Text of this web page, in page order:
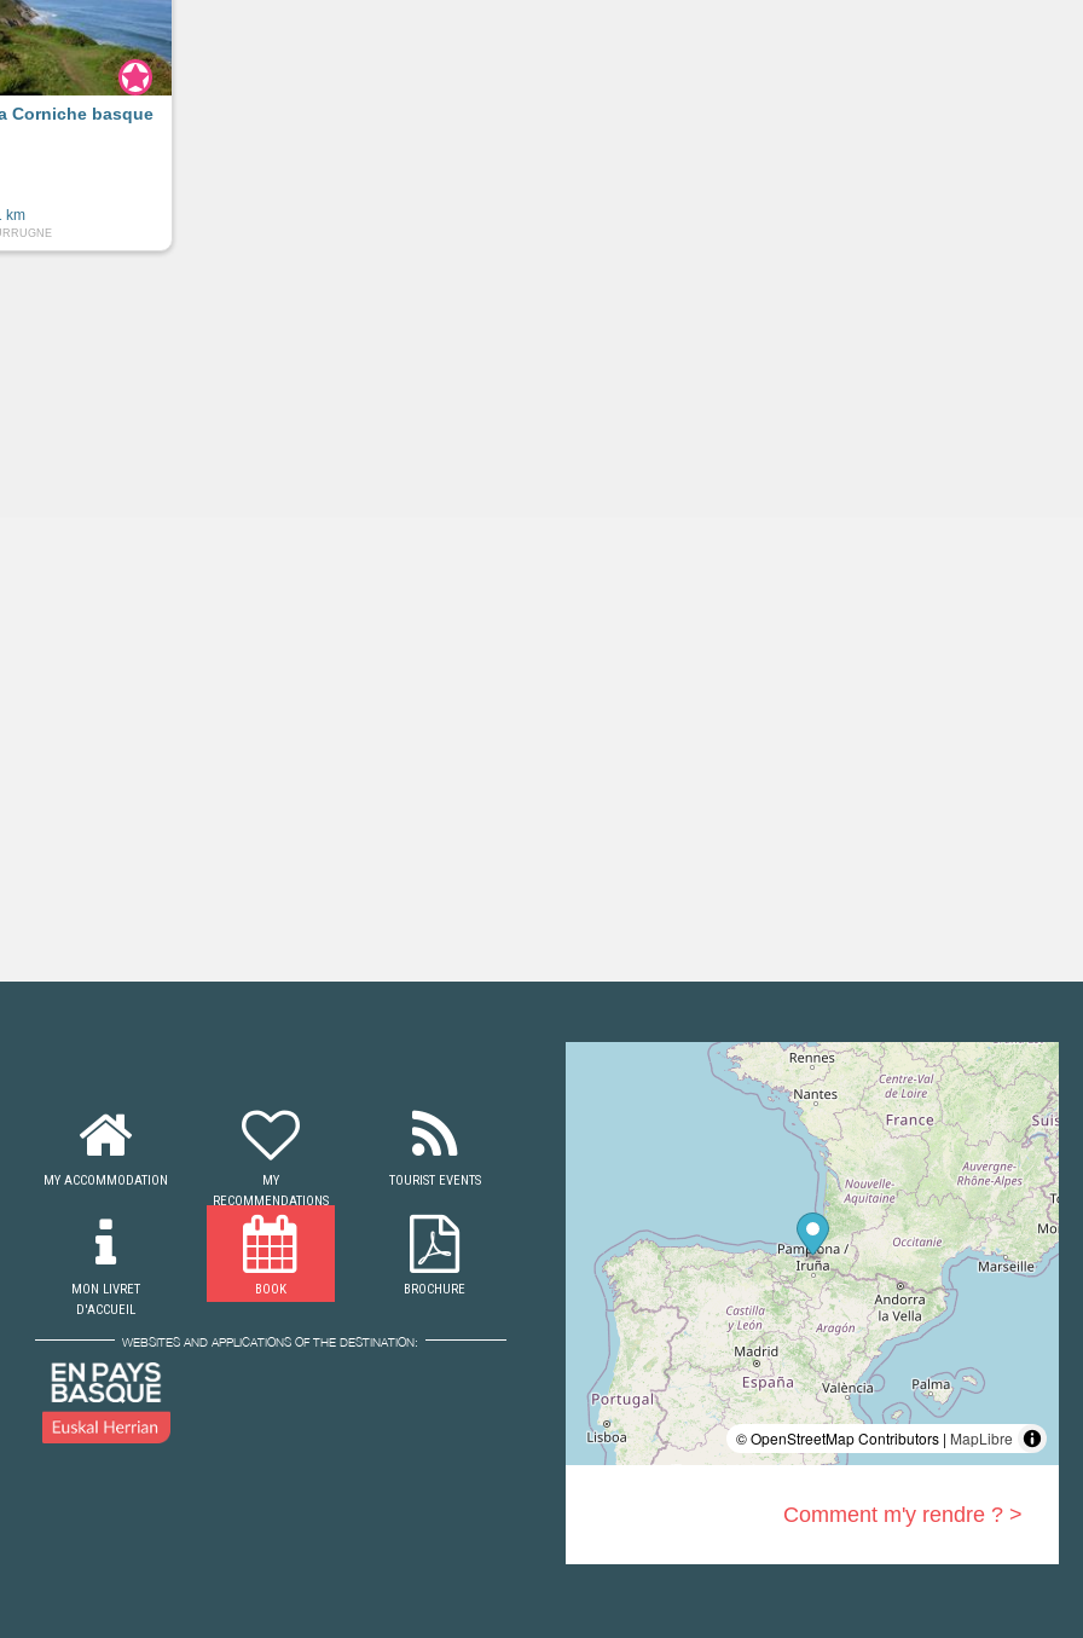
Corniche basque
km
MY ACCOMMODATION
MY
RECOMMENDATIONS
TOURIST EVENTS
MON LIVRET
D'ACCUEIL
BOOK BROCHURE
WEBSITES AND APPLICATIONS OF THE DESTINATION:
© OpenStreetMap Contributors | MapLibre
Comment m'y rendre ? >